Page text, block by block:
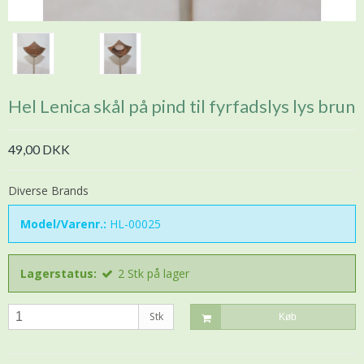
Hel Lenica skål på pind til fyrfadslys lys brun
49,00 DKK
Diverse Brands
Model/Varenr.: HL-00025
Lagerstatus: 2 Stk på lager
Stk Køb